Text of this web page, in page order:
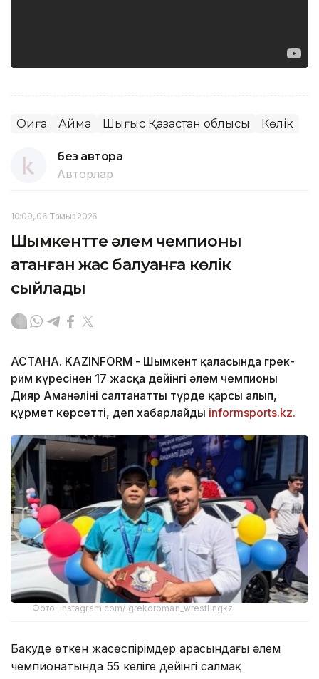
Оқиға Аймақ Шығыс Қазақстан облысы Көлік
без автора
Авторлар
10:09, 06 Тамыз 2026
Шымкентте әлем чемпионы
атанған жас балуанға көлік
сыйлады
АСТАНА. KAZINFORM - Шымкент қаласында грек-
рим күресінен 17 жасқа дейінгі әлем чемпионы
Дияр Аманәліні салтанатты түрде қарсы алып,
құрмет көрсетті, деп хабарлайды informsports.kz.
Фото: instagram.com/ grekoroman_wrestlingkz
Бакуде өткен жасөспірімдер арасындағы әлем
чемпионатында 55 келіге дейінгі салмақ